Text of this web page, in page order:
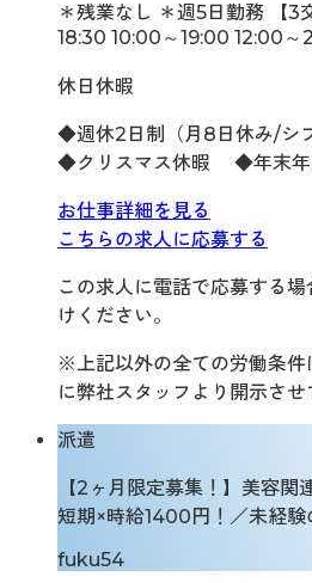
＊残業なし ＊週5日勤務 【3
18:30 10:00～19:00 12:00～
休日休暇
◆週休2日制（月8日休み/
◆クリスマス休暇 ◆年末
お仕事詳細を見る
こちらの求人に応募する
この求人に電話で応募する場
けください。
※上記以外の全ての労働条件
に弊社スタッフより開示させ
派遣
【2ヶ月限定募集！】美容関
短期×時給1400円！／未経
fuku54